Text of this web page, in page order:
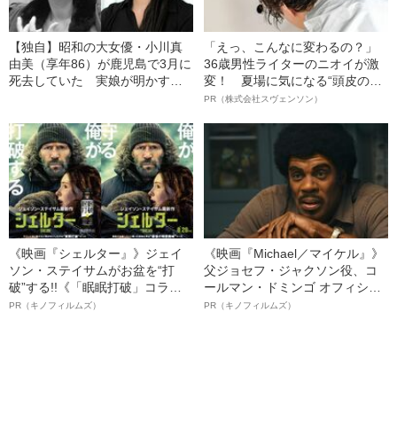
【独自】昭和の大女優・小川真
由美（享年86）が鹿児島で3月に
死去していた 実娘が明かす
「えっ、こんなに変わるの？」
36歳男性ライターのニオイが激
変！ 夏場に気になる“頭皮のニ
オイ”や“ベタつき”を解消す
ト”が生み出した徹底ケアとは
PR（株式会社スヴェンソン）
《映画『シェルター』》ジェイ
ソン・ステイサムがお盆を“打
破”する!!《「眠眠打破」コラ
ボ》
PR（キノフィルムズ）
《映画『Michael／マイケル』》
父ジョセフ・ジャクソン役、コ
ールマン・ドミンゴ オフィシャ
ルインタビュー“観客を魅了した
PR（キノフィルムズ）